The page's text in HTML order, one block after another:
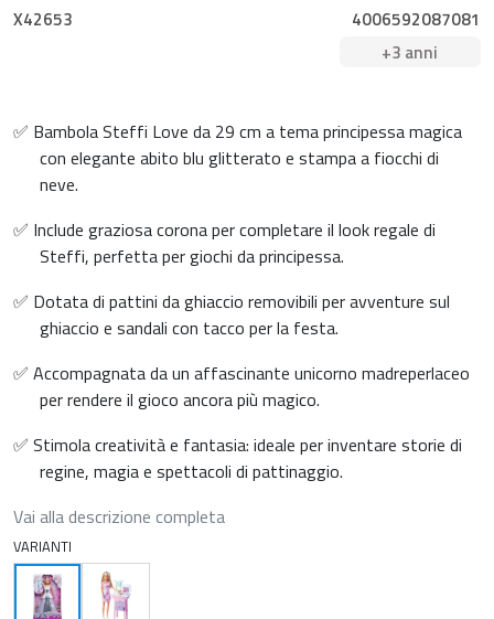
X42653
4006592087081
+3 anni
✅ Bambola Steffi Love da 29 cm a tema principessa magica
con elegante abito blu glitterato e stampa a fiocchi di
neve.
✅ Include graziosa corona per completare il look regale di
Steffi, perfetta per giochi da principessa.
✅ Dotata di pattini da ghiaccio removibili per avventure sul
ghiaccio e sandali con tacco per la festa.
✅ Accompagnata da un affascinante unicorno madreperlaceo
per rendere il gioco ancora più magico.
✅ Stimola creatività e fantasia: ideale per inventare storie di
regine, magia e spettacoli di pattinaggio.
Vai alla descrizione completa
VARIANTI